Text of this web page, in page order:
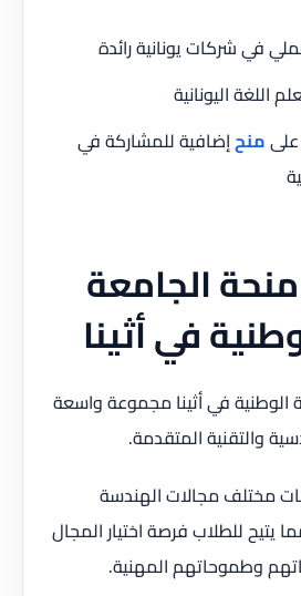
في شركات يونانية رائدة
اللغة اليونانية
منحإضافية للمشاركة في
الجامعة
في أثينا
الوطنية في أثينا مجموعة واسعة
والتقنية المتقدمة.
مختلف مجالات الهندسة
يتيح للطلاب فرصة اختيار المجال
وطموحاتهم المهنية.